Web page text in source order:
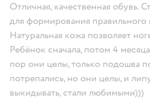
Отличная, качественная обувь.
для формирования
Натуральная кожа позволяет
Ребёнок сначала, потом 4
пор они целы, только подошва
потрепались, но они целы, и
выкидывать, стали любимыми)))